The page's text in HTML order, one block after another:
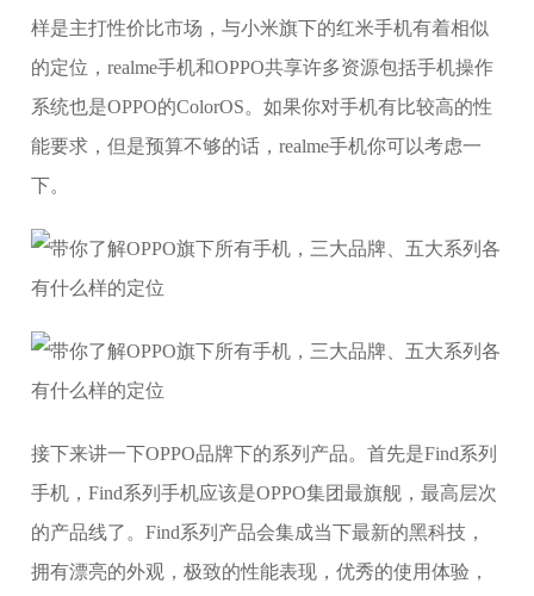
样是主打性价比市场，与小米旗下的红米手机有着相似
的定位，realme手机和OPPO共享许多资源包括手机操作
系统也是OPPO的ColorOS。如果你对手机有比较高的性
能要求，但是预算不够的话，realme手机你可以考虑一
下。
接下来讲一下OPPO品牌下的系列产品。首先是Find系列
手机，Find系列手机应该是OPPO集团最旗舰，最高层次
的产品线了。Find系列产品会集成当下最新的黑科技，
拥有漂亮的外观，极致的性能表现，优秀的使用体验，